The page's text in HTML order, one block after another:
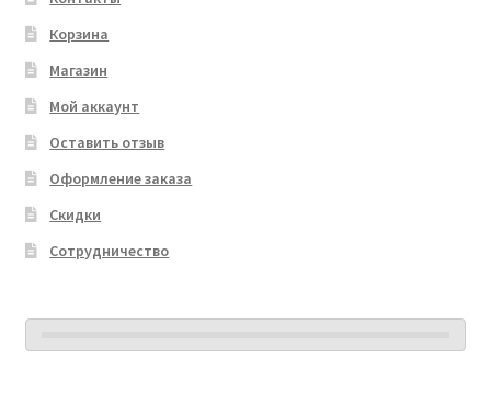
Корзина
Магазин
Мой аккаунт
Оставить отзыв
Оформление заказа
Скидки
Сотрудничество